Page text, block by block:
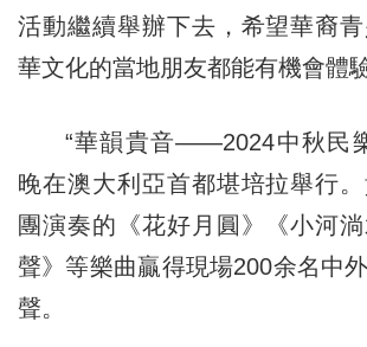
活動繼續舉辦下去，希望華裔
華文化的當地朋友都能有機會體
“華韻貴音——2024中秋民樂
晚在澳大利亞首都堪培拉舉行
團演奏的《花好月圓》《小河
聲》等樂曲贏得現場200余名中
聲。